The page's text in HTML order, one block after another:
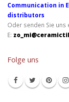
Communication in
distributors
Oder senden Sie uns
E:
Folge uns